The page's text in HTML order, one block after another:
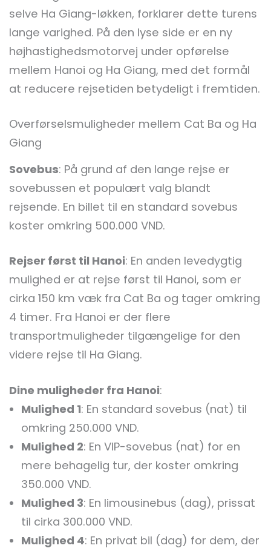
selve Ha Giang-løkken, forklarer dette turens
lange varighed. På den lyse side er en ny
højhastighedsmotorvej under opførelse
mellem Hanoi og Ha Giang, med det formål
at reducere rejsetiden betydeligt i fremtiden.
Overførselsmuligheder mellem Cat Ba og Ha
Giang
Sovebus: På grund af den lange rejse er
sovebussen et populært valg blandt
rejsende. En billet til en standard sovebus
koster omkring 500.000 VND.
Rejser først til Hanoi: En anden levedygtig
mulighed er at rejse først til Hanoi, som er
cirka 150 km væk fra Cat Ba og tager omkring
4 timer. Fra Hanoi er der flere
transportmuligheder tilgængelige for den
videre rejse til Ha Giang.
Dine muligheder fra Hanoi:
Mulighed 1: En standard sovebus (nat) til
omkring 250.000 VND.
Mulighed 2: En VIP-sovebus (nat) for en
mere behagelig tur, der koster omkring
350.000 VND.
Mulighed 3: En limousinebus (dag), prissat
til cirka 300.000 VND.
Mulighed 4: En privat bil (dag) for dem, der